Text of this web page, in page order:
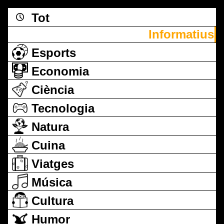
Tot
Informatius
Esports
Economia
Ciència
Tecnologia
Natura
Cuina
Viatges
Música
Cultura
Humor